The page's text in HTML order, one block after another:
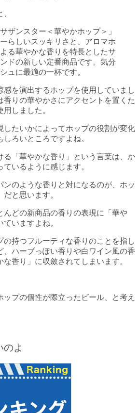
ザンスター＜華やかホップ＞」
らしいスッキリさと、アロマホ
る華やかな香りを特長としたサ
ドの新しい定番商品です。気分
ュに最適の一杯です。
感を演出するホップを使用していまし
香りの華やかさにアクセントを置くた
しました。
したいかによってホップの役割が変化
ろいところですよね。
る「華やかな香り」という言葉は、か
いるように感じます。
ンのような香りと対になるのが、ホッ
と思います。
んどの新商品の香りの表現に「華や
いますよね。
の持つフルーティな香りのことを指し
、ハーブっぽい香りや白ワイン風の香
な香り」に収斂されてしまいます。
ップの個性が際立ったビール、と考え
のよ